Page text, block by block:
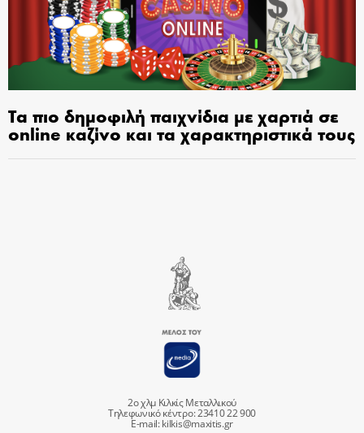
Τα πιο δημοφιλή παιχνίδια με χαρτιά σε
online καζίνο και τα χαρακτηριστικά τους
2ο χλμ Κιλκίς Μεταλλικού
Τηλεφωνικό κέντρο: 23410 22 900
E-mail:kilkis@maxitis.gr